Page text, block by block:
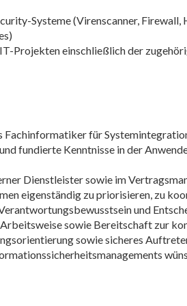
Systeme (Virenscanner,
Projekten einschließlich der
Fachinformatiker für
fundierte Kenntnisse in der
Dienstleister sowie im
eigenständig zu priorisieren, zu
und
sowie Bereitschaft zur
sowie sicheres